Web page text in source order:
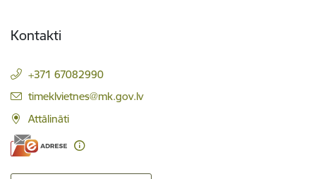
Kontakti
+371 67082990
E-pasts:
timeklvietnes@mk.gov.lv
Attālināti